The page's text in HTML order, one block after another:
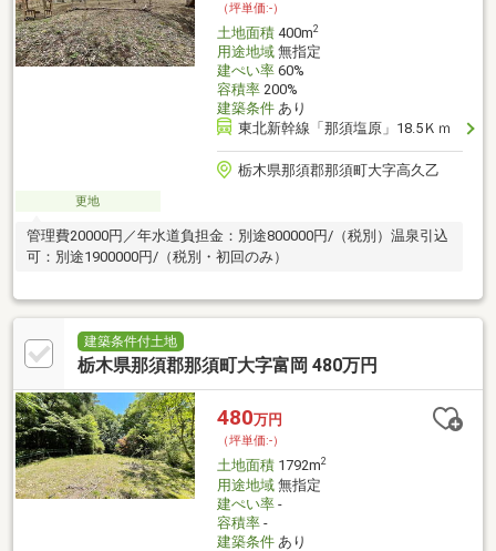
（坪単価:-）
土地面積400m2
用途地域無指定
建ぺい率60%
容積率200%
建築条件あり
東北新幹線「那須塩原」18.5Ｋｍ
栃木県那須郡那須町大字高久乙
更地
管理費20000円／年水道負担金：別途800000円/（税別）温泉引込
可：別途1900000円/（税別・初回のみ）
建築条件付土地
栃木県那須郡那須町大字富岡 480万円
480万円
（坪単価:-）
土地面積1792m2
用途地域無指定
建ぺい率-
容積率-
建築条件あり